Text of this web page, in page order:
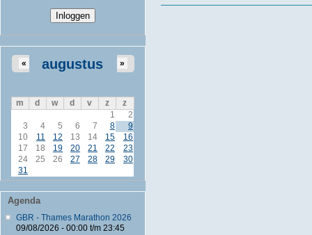
augustus
« »
m d w d v z
z
1
2
3
4 5 6 7 8
9
10
11 12 13 14 15
16
17
18 19 20 21 22
23
24
25 26 27 28 29
30
31
Agenda
GBR - Thames Marathon 2026
09/08/2026 - 00:00t/m 23:45